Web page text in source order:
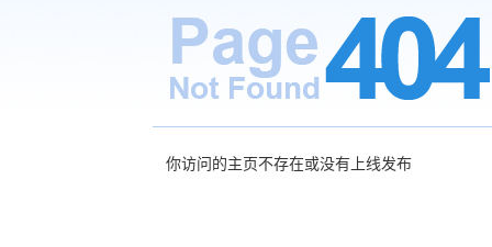
你访问的主页不存在或没有上线发布